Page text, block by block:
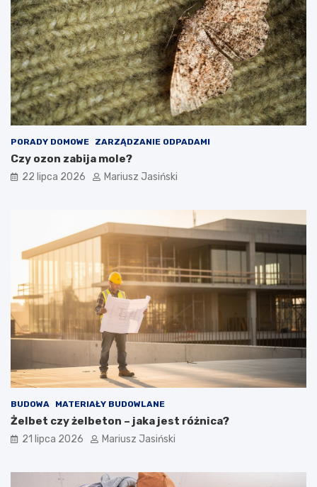
PORADY DOMOWE ZARZĄDZANIE ODPADAMI
Czy ozon zabija mole?
22 lipca 2026 Mariusz Jasiński
BUDOWA MATERIAŁY BUDOWLANE
Żelbet czy żelbeton – jaka jest różnica?
21 lipca 2026 Mariusz Jasiński